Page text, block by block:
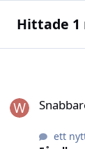
Hittade
ett